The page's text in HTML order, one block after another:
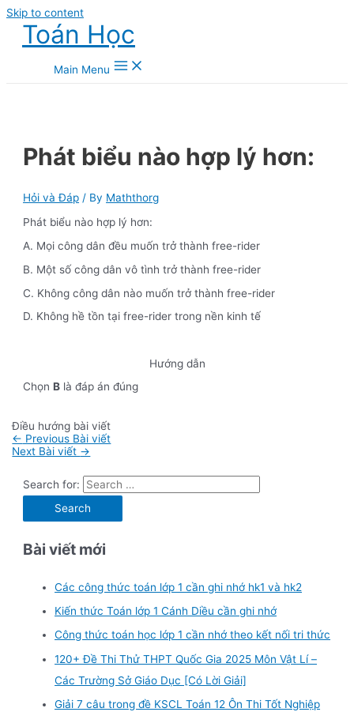
Skip to content
Toán Học
Main Menu
Phát biểu nào hợp lý hơn:
Hỏi và Đáp / By Maththorg
Phát biểu nào hợp lý hơn:
A. Mọi công dân đều muốn trở thành free-rider
B. Một số công dân vô tình trở thành free-rider
C. Không công dân nào muốn trở thành free-rider
D. Không hề tồn tại free-rider trong nền kinh tế
Hướng dẫn
ChọnB là đáp án đúng
Điều hướng bài viết
← Previous Bài viết
Next Bài viết →
Search for:
Bài viết mới
Các công thức toán lớp 1 cần ghi nhớ hk1 và hk2
Kiến thức Toán lớp 1 Cánh Diều cần ghi nhớ
Công thức toán học lớp 1 cần nhớ theo kết nối tri thức
120+ Đề Thi Thử THPT Quốc Gia 2025 Môn Vật Lí –
Các Trường Sở Giáo Dục [Có Lời Giải]
Giải 7 câu trong đề KSCL Toán 12 Ôn Thi Tốt Nghiệp